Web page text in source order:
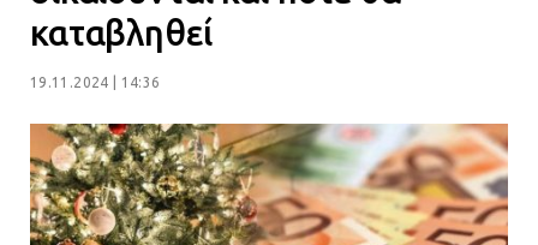
καταβληθεί
19.11.2024 | 14:36